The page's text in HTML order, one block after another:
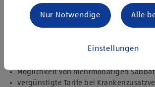
Onboarding
moderne technische Ausstattung
kostenlose Verpflegung in Form von
sicherer und verlässlicher Arbeitgeber
Möglichkeit von mehrmonatigen
vergünstigte Tarife bei
Einstellungen
Nur Notwendige Alle